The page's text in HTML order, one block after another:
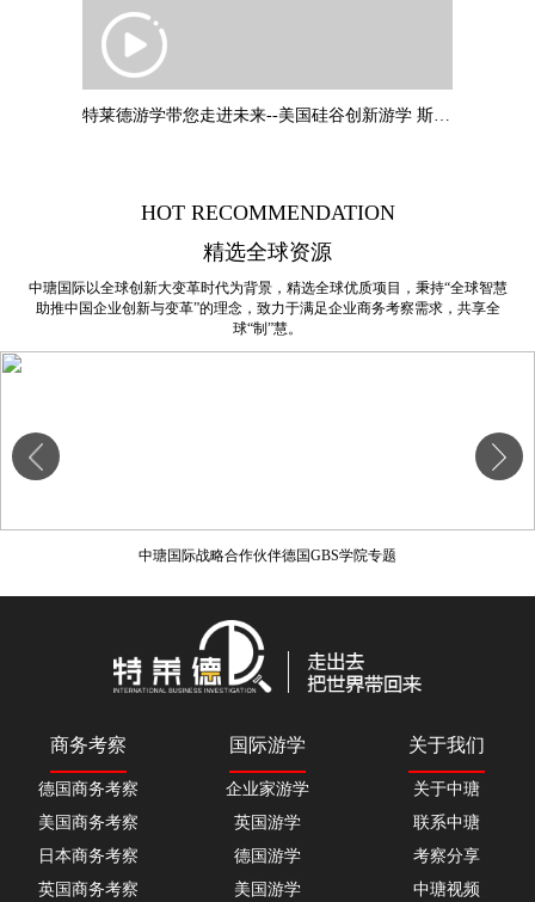
特莱德游学带您走进未来--美国硅谷创新游学 斯坦福大学：叶教授专题
HOT RECOMMENDATION
精选全球资源
中瑭国际以全球创新大变革时代为背景，精选全球优质项目，秉持“全球智慧
助推中国企业创新与变革”的理念，致力于满足企业商务考察需求，共享全
球“制”慧。
中瑭国际战略合作伙伴德国GBS学院专题
商务考察
德国商务考察
美国商务考察
日本商务考察
英国商务考察
国际游学
企业家游学
英国游学
德国游学
美国游学
关于我们
关于中瑭
联系中瑭
考察分享
中瑭视频